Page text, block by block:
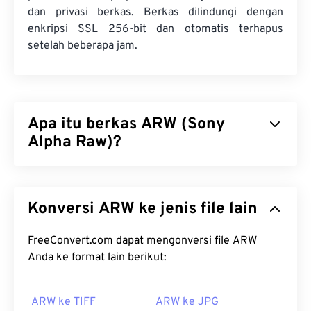
dan privasi berkas. Berkas dilindungi dengan
enkripsi SSL 256-bit dan otomatis terhapus
setelah beberapa jam.
Apa itu berkas ARW (Sony
Alpha Raw)?
dikenal sebagai berkas RAW Kamera Digital Sony.
dan tidak diproses, yang berisi semua informasi
berkas, sebagaimana ditangkap oleh sensor di
hilang, yang merupakan keunggulan utama ARW
Konversi ARW ke jenis file lain
FreeConvert.com dapat mengonversi file ARW
Anda ke format lain berikut:
ARW ke TIFF ARW ke JPG